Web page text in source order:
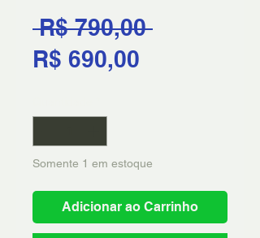
R$ 790,00 Preço
R$ 690,00
Somente 1 em estoque
Adicionar ao Carrinho